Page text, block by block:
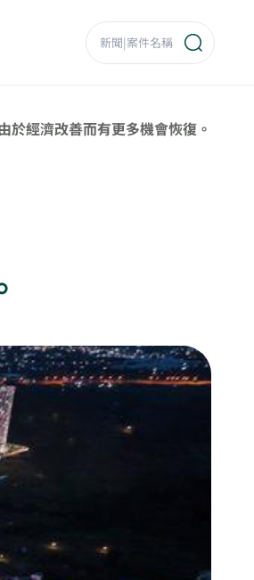
於經濟改善而有更多機會恢復。